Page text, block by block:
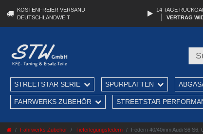
KOSTENFREIER VERSAND
DEUTSCHLANDWEIT
14 TAGE
VERTRAG
STREETSTAR SERIE SPURPLATTEN
FAHRWERKS ZUBEHÖR STREETSTAR
Fahrwerks Zubehör Tieferlegungsfedern Federn 40/40mm Audi S6 S6,